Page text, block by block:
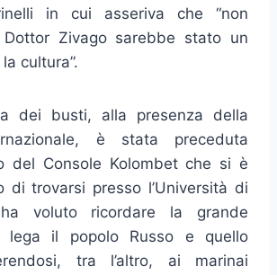
in cui asseriva che “non
Zivago sarebbe stato un
cultura”.
dei busti, alla presenza della
è stata preceduta
del Console Kolombet che si è
di trovarsi presso l’Università di
voluto ricordare la grande
lega il popolo Russo e quello
tra l’altro, ai marinai